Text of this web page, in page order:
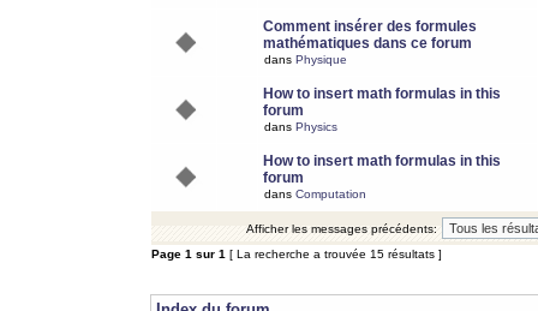
Comment insérer des formules
mathématiques dans ce forum
dans Physique
How to insert math formulas in this
forum
dans Physics
How to insert math formulas in this
forum
dans Computation
Afficher les messages précédents:
Page 1 sur 1 [ La recherche a trouvée 15 résultats ]